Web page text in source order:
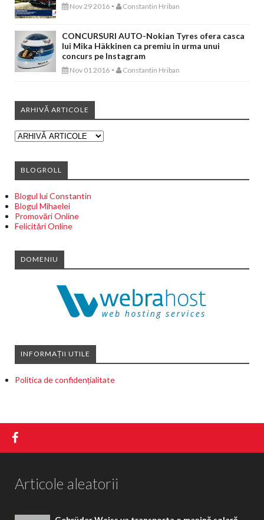
Nov 29 2016 - Constantin Hriban
CONCURSURI AUTO-Nokian Tyres ofera casca
lui Mika Häkkinen ca premiu in urma unui
concurs pe Instagram
Nov 01 2016 - Constantin Hriban
ARHIVĂ ARTICOLE
BLOGROLL
Blogul lui Constantin
Blogul Mihaelei
Promovări Online
Felicitări Online
DOMENIU
INFORMAȚII UTILE
Politica de confidențialitate
Articole aleatorii